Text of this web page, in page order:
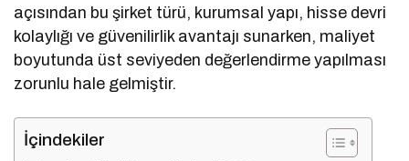
açısından bu şirket türü, kurumsal yapı, hisse devri
kolaylığı ve güvenilirlik avantajı sunarken, maliyet
boyutunda üst seviyeden değerlendirme yapılması
zorunlu hale gelmiştir.
İçindekiler